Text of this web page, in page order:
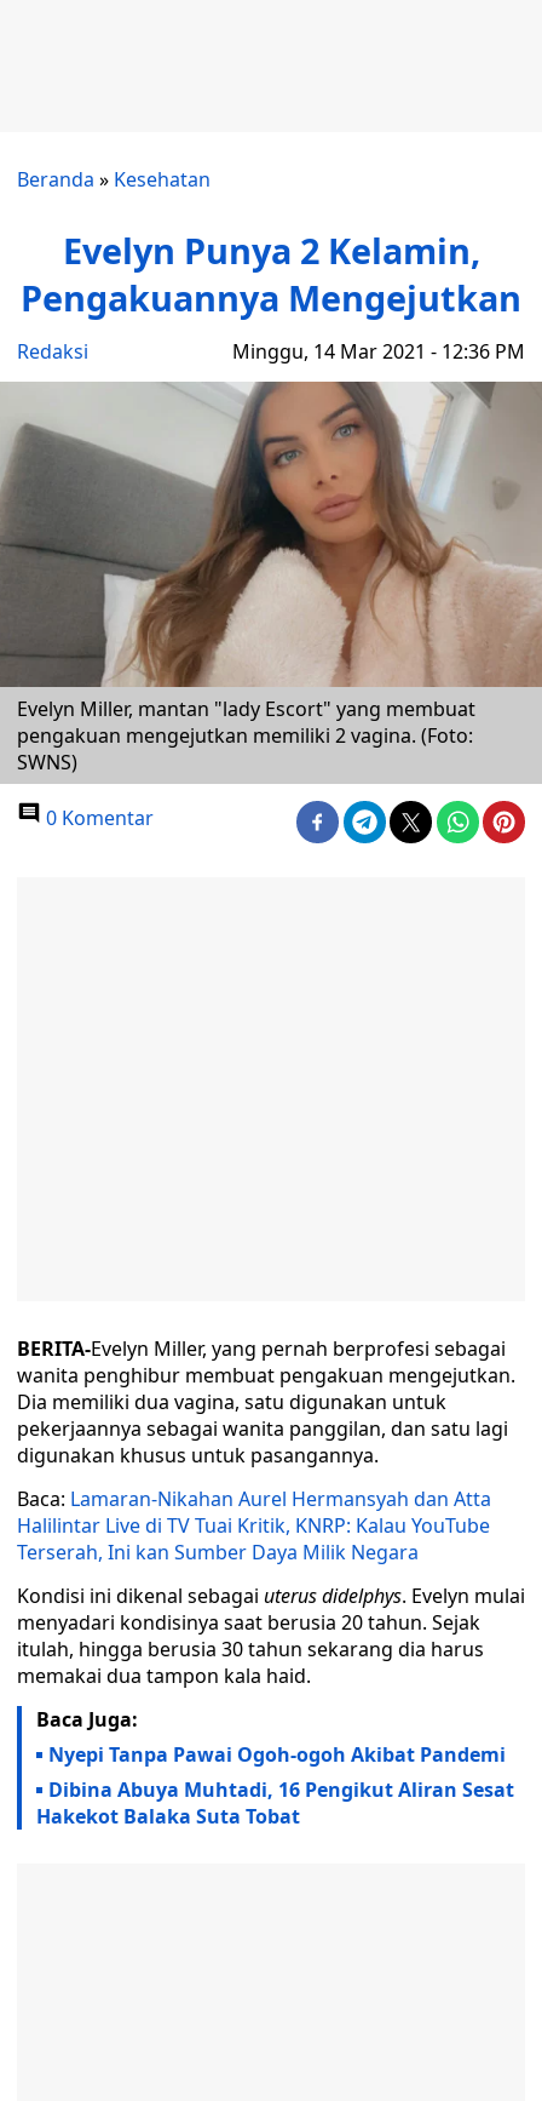
Beranda » Kesehatan
Evelyn Punya 2 Kelamin,
Pengakuannya Mengejutkan
Redaksi Minggu, 14 Mar 2021 - 12:36 PM
Evelyn Miller, mantan "lady Escort" yang membuat
pengakuan mengejutkan memiliki 2 vagina. (Foto:
SWNS)
0 Komentar
BERITA-Evelyn Miller, yang pernah berprofesi sebagai
wanita penghibur membuat pengakuan mengejutkan.
Dia memiliki dua vagina, satu digunakan untuk
pekerjaannya sebagai wanita panggilan, dan satu lagi
digunakan khusus untuk pasangannya.
Baca: Lamaran-Nikahan Aurel Hermansyah dan Atta
Halilintar Live di TV Tuai Kritik, KNRP: Kalau YouTube
Terserah, Ini kan Sumber Daya Milik Negara
Kondisi ini dikenal sebagai uterus didelphys. Evelyn mulai
menyadari kondisinya saat berusia 20 tahun. Sejak
itulah, hingga berusia 30 tahun sekarang dia harus
memakai dua tampon kala haid.
Baca Juga:
Nyepi Tanpa Pawai Ogoh-ogoh Akibat Pandemi
Dibina Abuya Muhtadi, 16 Pengikut Aliran Sesat
Hakekot Balaka Suta Tobat